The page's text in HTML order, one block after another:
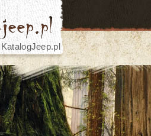
KatalogJeep.pl